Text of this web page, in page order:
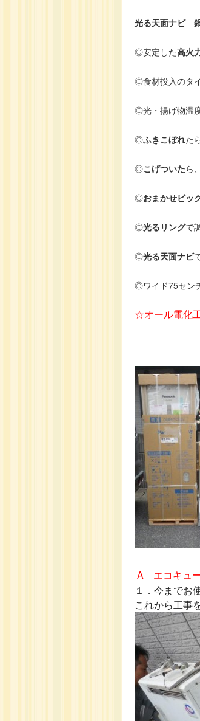
光る天面ナビ
◎安定した高火
◎食材投入のタ
◎光・揚げ物温
◎ふきこぼれた
◎こげついたら
◎おまかせビッ
◎光るリングで
◎光る天面ナビ
◎ワイド75セン
☆オール電化
A エコキュ
１． 今までお
これから工事